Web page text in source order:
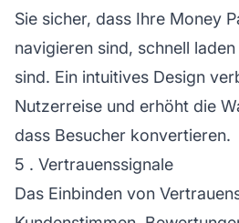
Sie sicher, dass Ihre Money
navigieren sind, schnell
sind. Ein intuitives Design
Nutzerreise und erhöht die
dass Besucher konvertieren.
5 . Vertrauenssignale
Das Einbinden von